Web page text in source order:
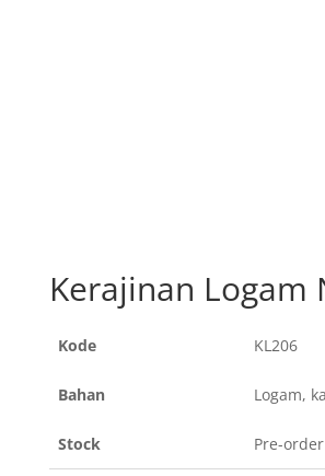
Kerajinan Logam
Kode KL206
Bahan Logam,
Stock Pre-order